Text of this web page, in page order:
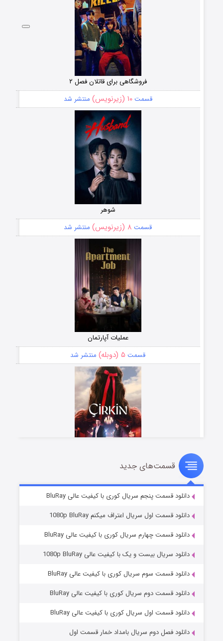
فروشگاهی برای قاتلان فصل ۲
قسمت۱۰ (زیرنویس) منتشر شد
شوهر
قسمت ۸ (زیرنویس) منتشر شد
عملیات آپارتمان
قسمت ۵ (دوبله) منتشر شد
سریال زشت
قسمت۲ (زیرنویس) منتشر شد
مردگان متحرک: شهر مرده ۳
قسمت۲ (زیرنویس) منتشر شد
قسمت‌های جدید
دانلود قسمت پنجم سریال کوری با کیفیت عالی BluRay
دانلود قسمت اول سریال اعتراف میکنم 1080p BluRay
دانلود قسمت چهارم سریال کوری با کیفیت عالی BluRay
دانلود سریال بیست و یک با کیفیت عالی 1080p BluRay
دانلود قسمت سوم سریال کوری با کیفیت عالی BluRay
دانلود قسمت دوم سریال کوری با کیفیت عالی BluRay
دانلود قسمت اول سریال کوری با کیفیت عالی BluRay
دانلود فصل دوم سریال بامداد خمار قسمت اول